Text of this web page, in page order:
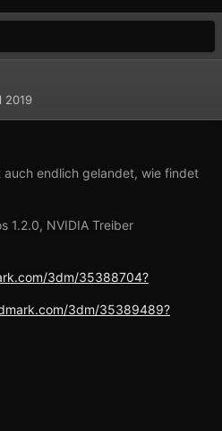
2019
auch endlich gelandet, wie findet
1.2.0, NVIDIA Treiber
3dm/35388704?
3dm/35389489?